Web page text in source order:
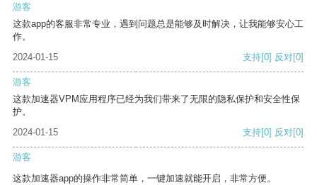
游客
这款app的客服非常专业，遇到问题总是能够及时解决，让我能够安心工
作。
2024-01-15
支持[0] 反对[0]
游客
这款加速器VPM应用程序已经为我们带来了无限的隐私保护和安全性保
护。
2024-01-15
支持[0] 反对[0]
游客
这款加速器app的操作非常简单，一键加速就能开启，非常方便。